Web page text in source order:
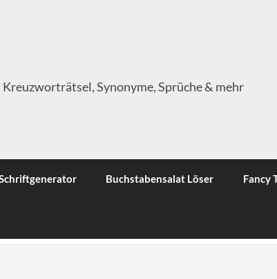
Kreuzworträtsel, Synonyme, Sprüche & mehr
Buchstabensalat Löser Fancy